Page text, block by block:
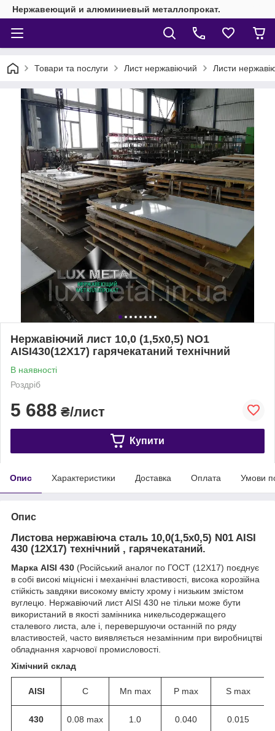
Нержавеющий и алюминиевый металлопрокат.
Товари та послуги Лист нержавіючий Листи
Нержавіючий лист 10,0 (1,5х0,5) NO1
AISI430(12Х17) гарячекатаний технічний
В наявності
Роздріб
5 688 ₴/лист
Купити
Опис Характеристики Доставка Оплата Умови
Опис
Листова нержавіюча сталь 10,0(1,5х0,5) N01 AISI
430 (12Х17) технічний , гарячекатаний.
Марка AISI 430 (Російський аналог по ГОСТ (12Х17) поєднує
в собі високі міцнісні і механічні властивості, висока корозійна
стійкість завдяки високому вмісту хрому і низьким змістом
вуглецю. Нержавіючий лист AISI 430 не тільки може бути
використаний в якості замінника никельсодержащего
сталевого листа, але і, перевершуючи останній по ряду
властивостей, часто виявляється незамінним при виробництві
обладнання харчової промисловості.
Хімічний склад
AISI C Mn max P max S max
430 0.08 max 1.0 0.040 0.015